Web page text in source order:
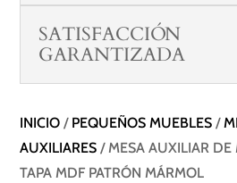
SATISFACCIÓN
GARANTIZADA
INICIO / PEQUEÑOS MUEBLES /
AUXILIARES / MESA AUXILIAR
TAPA MDF PATRÓN MÁRMOL